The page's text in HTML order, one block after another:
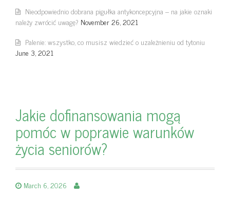
Nieodpowiednio dobrana pigułka antykoncepcyjna – na jakie oznaki
należy zwrócić uwagę? November 26, 2021
Palenie: wszystko, co musisz wiedzieć o uzależnieniu od tytoniu
June 3, 2021
Jakie dofinansowania mogą
pomóc w poprawie warunków
życia seniorów?
March 6, 2026